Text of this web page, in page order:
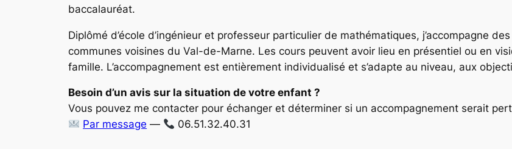
baccalauréat.
Diplômé d’école d’ingénieur et professeur particulier de mathématiques, j’accompagne
communes voisines du Val-de-Marne. Les cours peuvent avoir lieu en présentiel ou en
famille. L’accompagnement est entièrement individualisé et s’adapte au niveau, aux
Besoin d’un avis sur la situation de votre enfant ?
Vous pouvez me contacter pour échanger et déterminer si un accompagnement serait
Par message — 06.51.32.40.31